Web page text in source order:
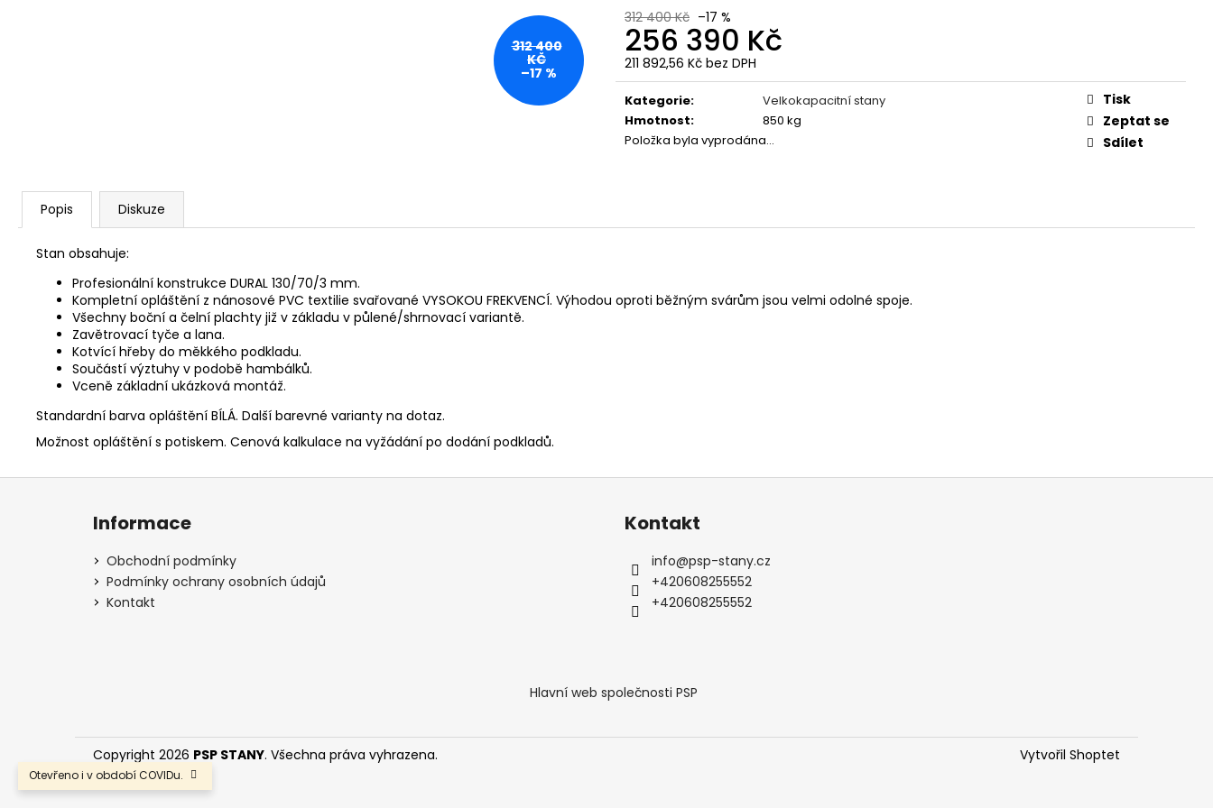
Otevřeno i v období COVIDu.
312 400 Kč –17 %
256 390 Kč
211 892,56 Kč bez DPH
Měrná
cena:
Kategorie:
Velkokapacitní stany
Hmotnost:
850 kg
Položka byla vyprodána…
Tisk
Zeptat se
Sdílet
312 400
KČ
–17 %
Popis Diskuze
Stan obsahuje:
Profesionální konstrukce DURAL 130/70/3 mm.
Kompletní opláštění z nánosové PVC textilie svařované VYSOKOU FREKVENCÍ. Výhodou oproti běžným svárům jsou velmi odolné spoje.
Všechny boční a čelní plachty již v základu v půlené/shrnovací variantě.
Zavětrovací tyče a lana.
Kotvící hřeby do měkkého podkladu.
Součástí výztuhy v podobě hambálků.
Vceně základní ukázková montáž.
Standardní barva opláštění BÍLÁ. Další barevné varianty na dotaz.
Možnost opláštění s potiskem. Cenová kalkulace na vyžádání po dodání podkladů.
Z
Informace
Obchodní podmínky
Podmínky ochrany osobních údajů
Kontakt
Kontakt
info@psp-stany.cz
+420608255552
+420608255552
Hlavní web společnosti PSP
Vytvořil Shoptet
Copyright 2026 PSP STANY. Všechna práva vyhrazena.